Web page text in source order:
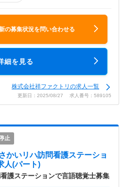
の募集状況を問い合わせる
細を見る
株式会社祥ファクトリの求人一覧
更新日：2025/08/27 求人番号：589105
止
かいリハ訪問看護ステーショ
人(パート)
護ステーションで言語聴覚士募集